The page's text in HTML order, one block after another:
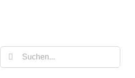
Suche
nach: